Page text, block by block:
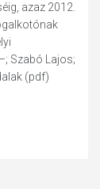
azaz 2012.
Szabó Lajos;
(pdf)